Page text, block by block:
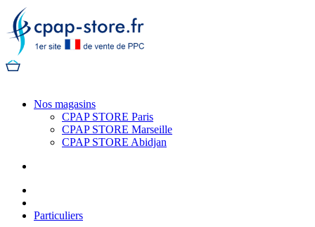
Nos magasins
CPAP STORE Paris
CPAP STORE Marseille
CPAP STORE Abidjan
Particuliers